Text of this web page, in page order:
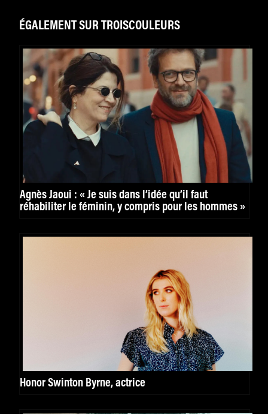
ÉGALEMENT SUR TROISCOULEURS
Agnès Jaoui : « Je suis dans l’idée qu’il faut
réhabiliter le féminin, y compris pour les hommes »
Honor Swinton Byrne, actrice